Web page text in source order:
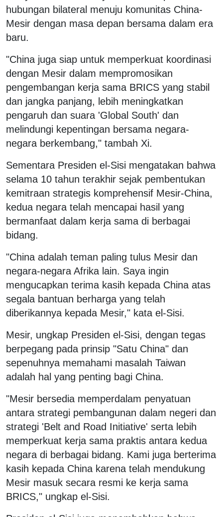
hubungan bilateral menuju komunitas China-
Mesir dengan masa depan bersama dalam era
baru.
"China juga siap untuk memperkuat koordinasi
dengan Mesir dalam mempromosikan
pengembangan kerja sama BRICS yang stabil
dan jangka panjang, lebih meningkatkan
pengaruh dan suara 'Global South' dan
melindungi kepentingan bersama negara-
negara berkembang," tambah Xi.
Sementara Presiden el-Sisi mengatakan bahwa
selama 10 tahun terakhir sejak pembentukan
kemitraan strategis komprehensif Mesir-China,
kedua negara telah mencapai hasil yang
bermanfaat dalam kerja sama di berbagai
bidang.
"China adalah teman paling tulus Mesir dan
negara-negara Afrika lain. Saya ingin
mengucapkan terima kasih kepada China atas
segala bantuan berharga yang telah
diberikannya kepada Mesir," kata el-Sisi.
Mesir, ungkap Presiden el-Sisi, dengan tegas
berpegang pada prinsip "Satu China" dan
sepenuhnya memahami masalah Taiwan
adalah hal yang penting bagi China.
"Mesir bersedia memperdalam penyatuan
antara strategi pembangunan dalam negeri dan
strategi 'Belt and Road Initiative' serta lebih
memperkuat kerja sama praktis antara kedua
negara di berbagai bidang. Kami juga berterima
kasih kepada China karena telah mendukung
Mesir masuk secara resmi ke kerja sama
BRICS," ungkap el-Sisi.